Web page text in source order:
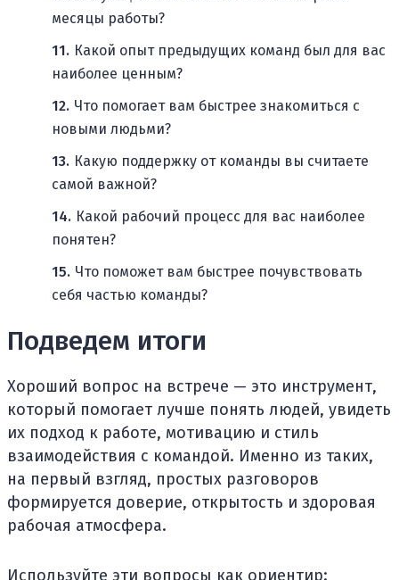
месяцы работы?
Какой опыт предыдущих команд был для вас
наиболее ценным?
Что помогает вам быстрее знакомиться с
новыми людьми?
Какую поддержку от команды вы считаете
самой важной?
Какой рабочий процесс для вас наиболее
понятен?
Что поможет вам быстрее почувствовать
себя частью команды?
Подведем итоги
Хороший вопрос на встрече — это инструмент,
который помогает лучше понять людей, увидеть
их подход к работе, мотивацию и стиль
взаимодействия с командой. Именно из таких,
на первый взгляд, простых разговоров
формируется доверие, открытость и здоровая
рабочая атмосфера.
Используйте эти вопросы как ориентир: